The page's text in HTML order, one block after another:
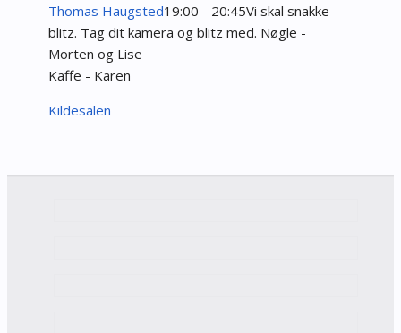
Thomas Haugsted19:00 - 20:45Vi skal snakke
blitz. Tag dit kamera og blitz med. Nøgle -
Morten og Lise
Kaffe - Karen
Kildesalen